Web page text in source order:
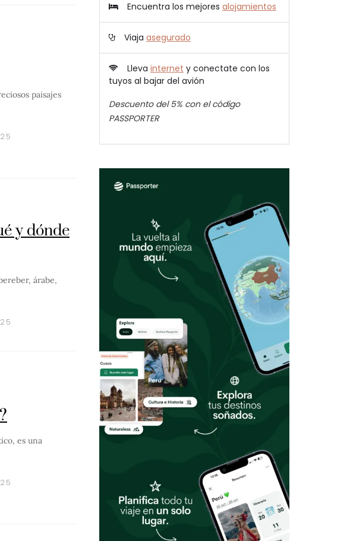
paisajes
y dónde
árabe,
es una
Encuentra los mejores alojamientos
Viaja asegurado
Lleva internet y conectate con los
tuyos al bajar del avión
Descuento del 5% con el código
PASSPORTER